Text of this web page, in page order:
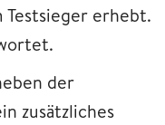
Testsieger erhebt.
der
zusätzliches